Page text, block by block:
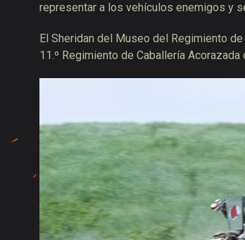
representar a los vehículos enemigos y
El Sheridan del Museo del Regimiento
11.º Regimiento de Caballería